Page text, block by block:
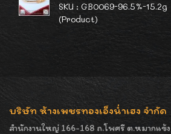
SKU : GB0069-96.5%-15.2g
(Product)
บริษัท ห้างเพชรทองเอ็งน่ำเฮง จำกัด
สำนักงานใหญ่ 166-168 ถ.โพศรี ต.หมากแข้ง